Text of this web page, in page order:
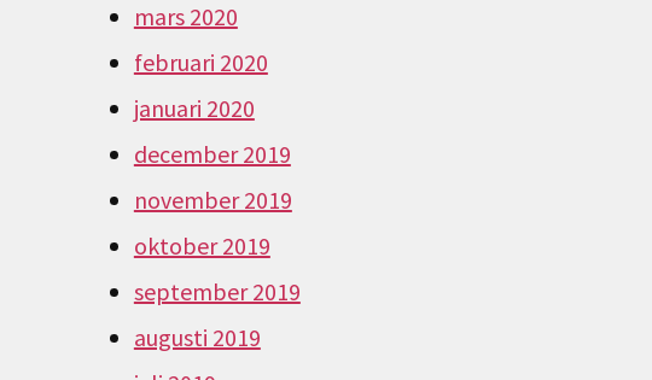
mars 2020
februari 2020
januari 2020
december 2019
november 2019
oktober 2019
september 2019
augusti 2019